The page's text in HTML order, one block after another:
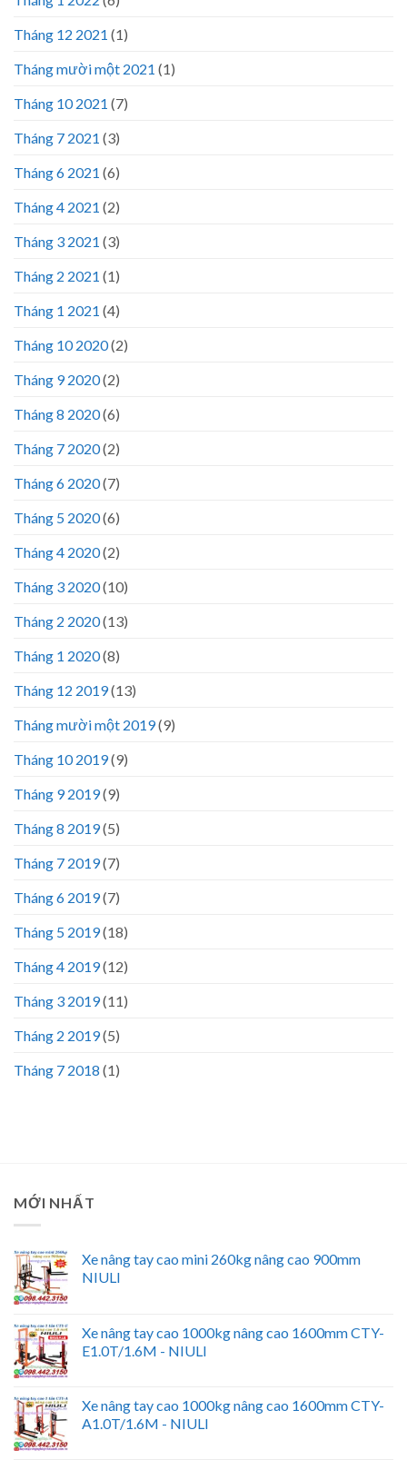
Tháng 12 2021 (1)
Tháng mười một 2021 (1)
Tháng 10 2021 (7)
Tháng 7 2021 (3)
Tháng 6 2021 (6)
Tháng 4 2021 (2)
Tháng 3 2021 (3)
Tháng 2 2021 (1)
Tháng 1 2021 (4)
Tháng 10 2020(2)
Tháng 9 2020(2)
Tháng 8 2020(6)
Tháng 7 2020(2)
Tháng 6 2020(7)
Tháng 5 2020(6)
Tháng 4 2020(2)
Tháng 3 2020(10)
Tháng 2 2020(13)
Tháng 1 2020(8)
Tháng 12 2019(13)
Tháng mười một 2019(9)
Tháng 10 2019(9)
Tháng 9 2019(9)
Tháng 8 2019(5)
Tháng 7 2019(7)
Tháng 6 2019(7)
Tháng 5 2019(18)
Tháng 4 2019(12)
Tháng 3 2019(11)
Tháng 2 2019(5)
Tháng 7 2018 (1)
MỚI NHẤT
Xe nâng tay cao mini 260kg nâng cao 900mm
NIULI
Xe nâng tay cao 1000kg nâng cao 1600mm CTY-
E1.0T/1.6M - NIULI
Xe nâng tay cao 1000kg nâng cao 1600mm CTY-
A1.0T/1.6M - NIULI